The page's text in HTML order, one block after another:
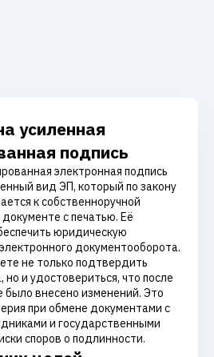
усиленная
подпись
электронная подпись
вид ЭП, который по закону
к собственноручной
с печатью. Её
юридическую
документооборота.
не только подтвердить
и удостовериться, что после
было внесено изменений. Это
при обмене документами с
и государственными
споров о подлинности.